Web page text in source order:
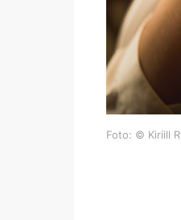
Foto: © Kiriill